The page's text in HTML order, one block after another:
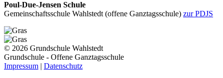
Poul-Due-Jensen Schule
Gemeinschaftsschule Wahlstedt (offene Ganztagsschule) zur PDJS
© 2026 Grundschule Wahlstedt
Grundschule - Offene Ganztagsschule
Impressum | Datenschutz